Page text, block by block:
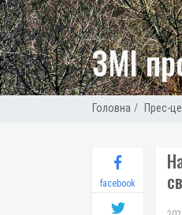
Головна Прес-
ЗМІ
facebook